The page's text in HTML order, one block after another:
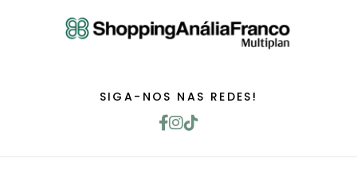
SIGA-NOS NAS REDES!